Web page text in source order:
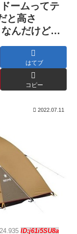
ームってテ
と高さ
なんだけど…
はてブ
コピー
2022.07.11
ID:j61i5SU8a